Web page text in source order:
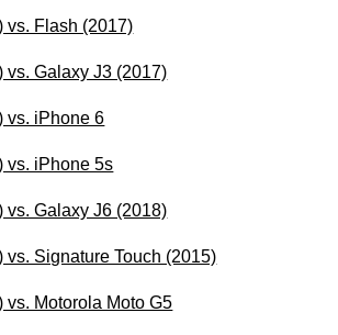
vs. Flash (2017)
vs. Galaxy J3 (2017)
vs. iPhone 6
vs. iPhone 5s
vs. Galaxy J6 (2018)
vs. Signature Touch (2015)
vs. Motorola Moto G5